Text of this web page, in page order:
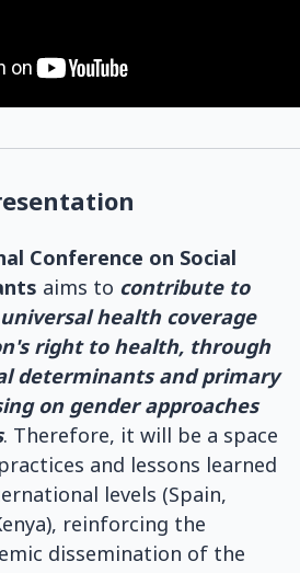
Conference on Social
aims to contribute to
health coverage
right to health, through
determinants and primary
on gender approaches
. Therefore, it will be a space
and lessons learned
levels (Spain,
reinforcing the
dissemination of the